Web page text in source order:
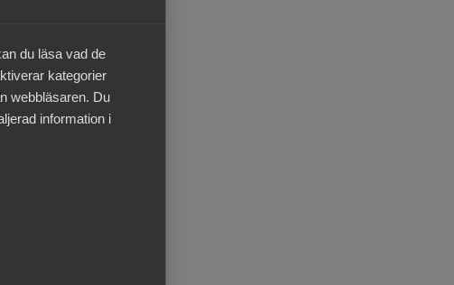
du läsa vad de
kategorier
webbläsaren. Du
information i
breda
att